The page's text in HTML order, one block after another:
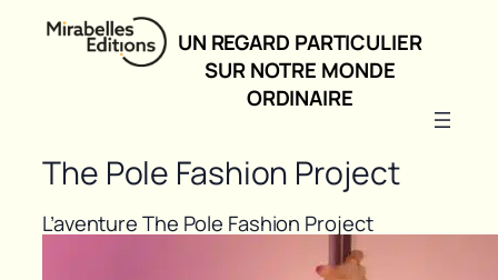
UN REGARD PARTICULIER
SUR NOTRE MONDE
ORDINAIRE
The Pole Fashion Project
L’aventure The Pole Fashion Project